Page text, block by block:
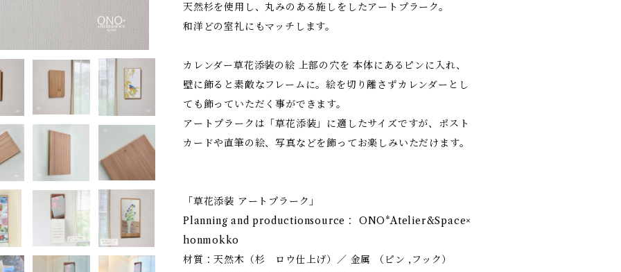
天然杉を使用し、丸みのある施しをしたアートプラーク。
和洋どの室礼にもマッチします。
カレンダー草花添装の絵 上部の穴を 本体にあるピンに入れ、
壁に飾ると素敵なフレームに。絵を切り離さずカレンダーとし
ても飾っていただく事ができます。
アートプラークは「草花添装」に適したサイズですが、ポスト
カードや直筆の絵、写真などを飾ってお楽しみいただけます。
「草花添装 アートプラーク」
Planning and productionsource： ONO*Atelier&Space×
honmokko
材質：天然木（杉 ロウ仕上げ）／ 金属 （ピン ,フック）